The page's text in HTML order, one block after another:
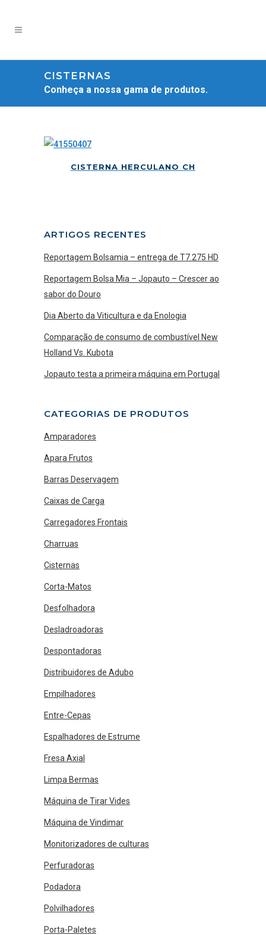
CISTERNAS
Conheça a nossa gama de produtos.
CISTERNA HERCULANO CH
ARTIGOS RECENTES
Reportagem Bolsamia – entrega de T7.275 HD
Reportagem Bolsa Mia – Jopauto – Crescer ao
sabor do Douro
Dia Aberto da Viticultura e da Enologia
Comparação de consumo de combustível New
Holland Vs. Kubota
Jopauto testa a primeira máquina em Portugal
CATEGORIAS DE PRODUTOS
Amparadores
Apara Frutos
Barras Deservagem
Caixas de Carga
Carregadores Frontais
Charruas
Cisternas
Corta-Matos
Desfolhadora
Desladroadoras
Despontadoras
Distribuidores de Adubo
Empilhadores
Entre-Cepas
Espalhadores de Estrume
Fresa Axial
Limpa Bermas
Máquina de Tirar Vides
Máquina de Vindimar
Monitorizadores de culturas
Perfuradoras
Podadora
Polvilhadores
Porta-Paletes